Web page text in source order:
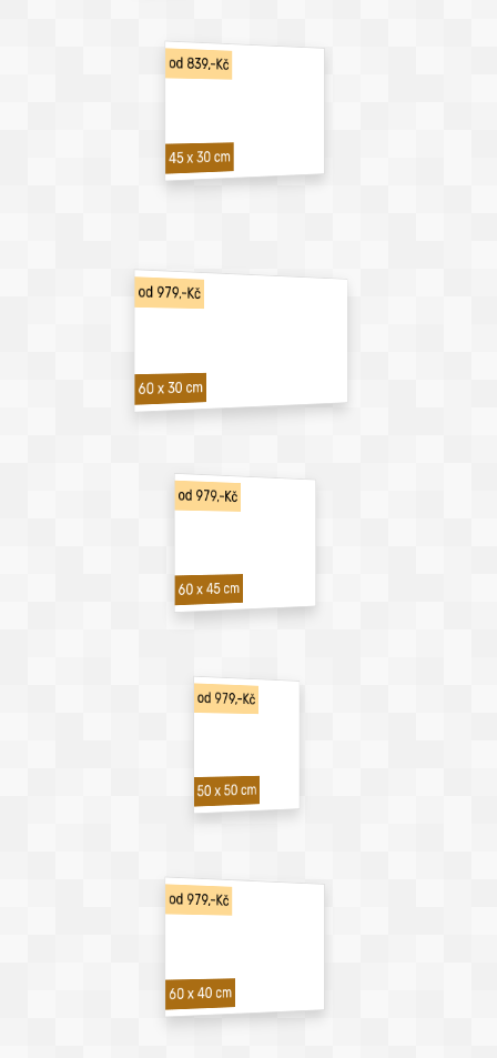
od 839,-Kč
45 x 30 cm
od 979,-Kč
60 x 30 cm
od 979,-Kč
60 x 45 cm
od 979,-Kč
50 x 50 cm
od 979,-Kč
60 x 40 cm